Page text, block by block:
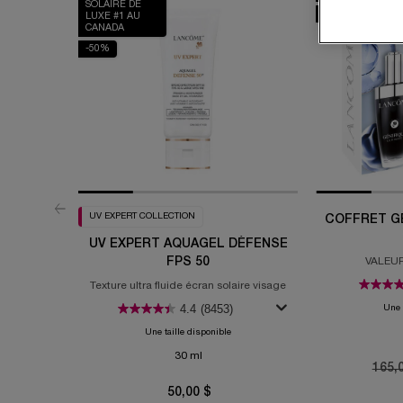
SOLAIRE DE
LUXE #1 AU
CANADA
-50%
UV EXPERT COLLECTION
UV EXPERT AQUAGEL DÉFENSE
FPS 50
Texture ultra fluide écran solaire visage
4.4 (8453)
Une taille disponible
30 ml
50,00 $
COFFRET
Une
Old